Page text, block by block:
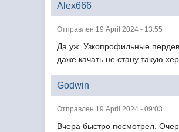
Alex666
Отправлен 19 April 2024 - 13:55
Да уж. Узкопрофильные
даже качать не стану такую
Godwin
Отправлен 19 April 2024 - 09:03
Вчера быстро посмотрел.